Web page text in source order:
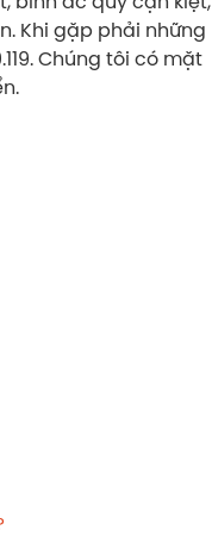
Khi gặp phải những
Chúng tôi có mặt